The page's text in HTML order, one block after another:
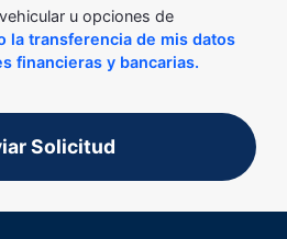
u opciones de
la transferencia de mis datos
financieras y bancarias.
Solicitud